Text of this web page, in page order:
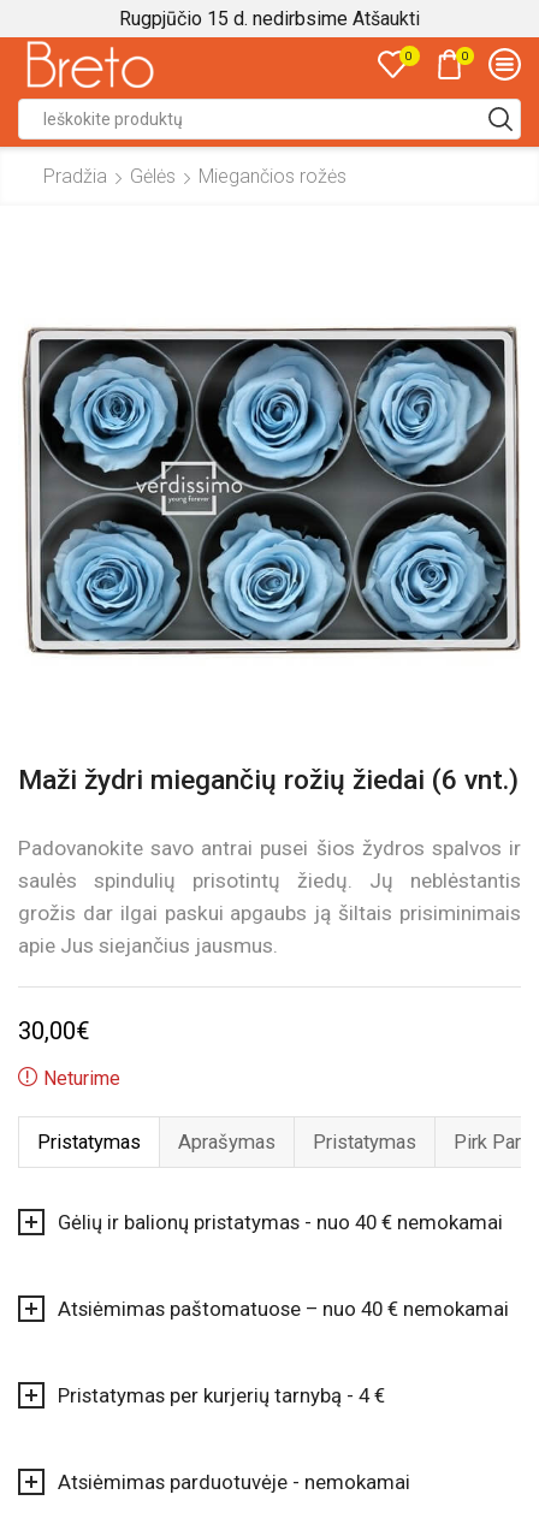
Rugpjūčio 15 d. nedirbsime Atšaukti
0 0
input
Pradžia Gėlės Miegančios rožės
Maži žydri miegančių rožių žiedai (6 vnt.)
Padovanokite savo antrai pusei šios žydros spalvos ir
saulės spindulių prisotintų žiedų. Jų neblėstantis
grožis dar ilgai paskui apgaubs ją šiltais prisiminimais
apie Jus siejančius jausmus.
30,00€
Neturime
Pristatymas Aprašymas Pristatymas Pirk
Gėlių ir balionų pristatymas - nuo 40 € nemokamai
Atsiėmimas paštomatuose – nuo 40 € nemokamai
Pristatymas per kurjerių tarnybą - 4 €
Atsiėmimas parduotuvėje - nemokamai